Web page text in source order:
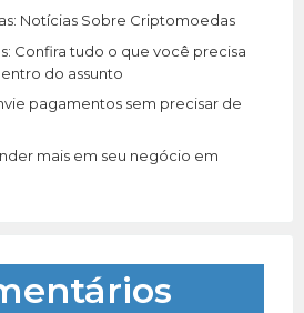
Notícias Sobre Criptomoedas
Confira tudo o que você precisa
do assunto
pagamentos sem precisar de
mais em seu negócio em